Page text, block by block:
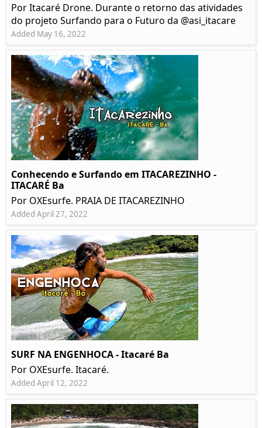
Por Itacaré Drone. Durante o retorno das atividades
do projeto Surfando para o Futuro da @asi_itacare
Added May 16, 2022
Conhecendo e Surfando em ITACAREZINHO -
ITACARÉ Ba
Por OXEsurfe. PRAIA DE ITACAREZINHO
Added April 27, 2022
SURF NA ENGENHOCA - Itacaré Ba
Por OXEsurfe. Itacaré.
Added April 12, 2022